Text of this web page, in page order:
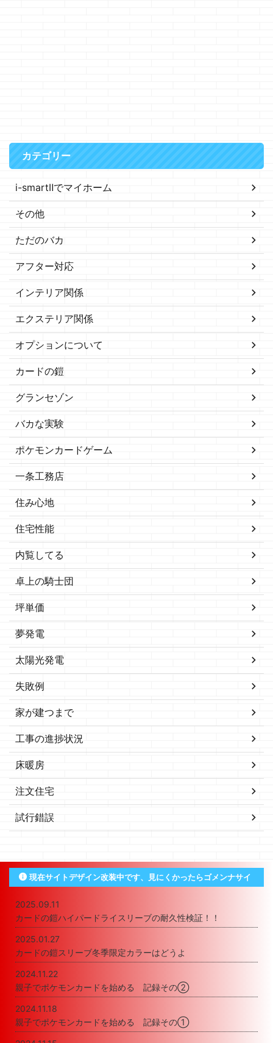
カテゴリー
i-smartⅡでマイホーム
その他
ただのバカ
アフター対応
インテリア関係
エクステリア関係
オプションについて
カードの鎧
グランセゾン
バカな実験
ポケモンカードゲーム
一条工務店
住み心地
住宅性能
内覧してる
卓上の騎士団
坪単価
夢発電
太陽光発電
失敗例
家が建つまで
工事の進捗状況
床暖房
注文住宅
試行錯誤
現在サイトデザイン改装中です、見にくかったらゴメンナサイ
2025.09.11
カードの鎧ハイパードライスリーブの耐久性検証！！
2025.01.27
カードの鎧スリーブ冬季限定カラーはどうよ
2024.11.22
親子でポケモンカードを始める 記録その②
2024.11.18
親子でポケモンカードを始める 記録その①